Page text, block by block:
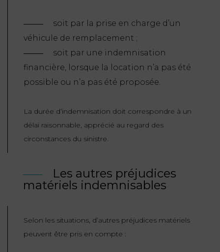
soit par la prise en charge d’un
véhicule de remplacement ;
soit par une indemnisation
financière, lorsque la location n’a pas été
possible ou n’a pas été proposée.
La durée d’indemnisation doit correspondre à un
délai raisonnable, apprécié au regard des
circonstances du sinistre.
Les autres préjudices
matériels indemnisables
Selon les situations, d’autres préjudices matériels
peuvent être pris en compte :